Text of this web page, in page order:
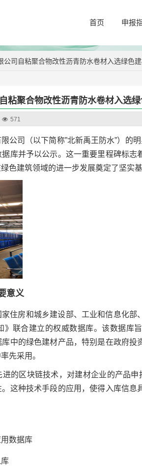
首页 申报
公司自粘聚合物改性沥青防水卷材入选绿色
粘聚合物改性沥青防水卷材入选
571
公司（以下简称”北新禹王防水”）的
库并予以公示。这一重要里程碑标
色建筑领域的进一步发展奠定了坚实基
意义
住房和城乡建设部、工业和信息化部
》联合建立的权威数据库。该数据库
中的绿色建材产品，特别是在政府
先采用。
的区块链技术，对建材企业的产品申
这种技术手段的应用，使得入库信
数据库